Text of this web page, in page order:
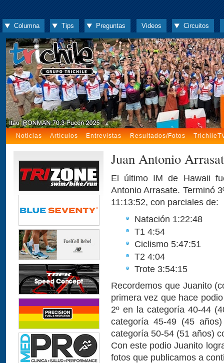
Columna Tips Preguntas Videos Circuitos
Noticias Artículos Entrevistas Resultados/Fotos
Juan Antonio
El último IM de Hawaii
Antonio Arrasate. Terminó
11:13:52, con parciales de:
Natación 1:22:48
T1 4:54
Ciclismo 5:47:51
T2 4:04
Trote 3:54:15
Recordemos que Juanito
primera vez que hace
2º en la categoría 40-44
categoría 45-49 (45
categoría 50-54 (51 años)
Con este podio Juanito
fotos que publicamos a